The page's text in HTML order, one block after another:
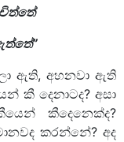
ඇති, අහනවා ඇති
කී දෙනාටද? අසා
කීදෙනෙක්ද?
කරන්නේ? අද